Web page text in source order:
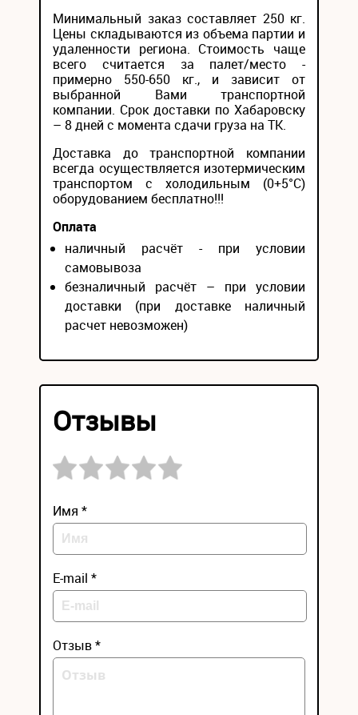
Минимальный заказ составляет 250 кг.
Цены складываются из объема партии и
удаленности региона. Стоимость чаще
всего считается за палет/место -
примерно 550-650 кг., и зависит от
выбранной Вами транспортной
компании. Срок доставки по Хабаровску
– 8 дней с момента сдачи груза на ТК.
Доставка до транспортной компании
всегда осуществляется изотермическим
транспортом с холодильным (0+5°С)
оборудованием бесплатно!!!
Оплата
наличный расчёт - при условии
самовывоза
безналичный расчёт – при условии
доставки (при доставке наличный
расчет невозможен)
Отзывы
Имя *
E-mail *
Отзыв *